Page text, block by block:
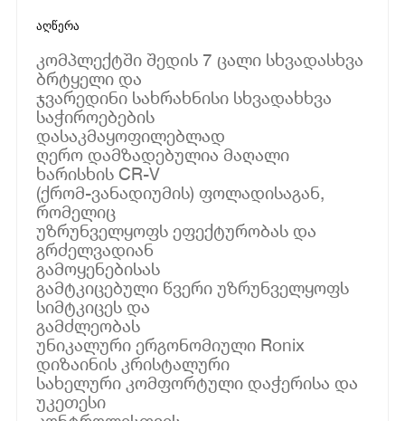
აღწერა
კომპლექტში შედის 7 ცალი სხვადასხვა
ბრტყელი და
ჯვარედინი სახრახნისი სხვადახხვა
საჭიროებების
დასაკმაყოფილებლად
ღერო დამზადებულია მაღალი
ხარისხის CR-V
(ქრომ-ვანადიუმის) ფოლადისაგან,
რომელიც
უზრუნველყოფს ეფექტურობას და
გრძელვადიან
გამოყენებისას
გამტკიცებული წვერი უზრუნველყოფს
სიმტკიცეს და
გამძლეობას
უნიკალური ერგონომიული Ronix
დიზაინის კრისტალური
სახელური კომფორტული დაჭერისა და
უკეთესი